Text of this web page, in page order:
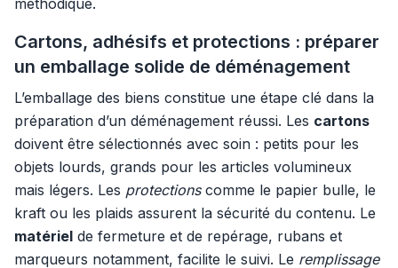
méthodique.
Cartons, adhésifs et protections : préparer
un emballage solide de déménagement
L’emballage des biens constitue une étape clé dans la
préparation d’un déménagement réussi. Les cartons
doivent être sélectionnés avec soin : petits pour les
objets lourds, grands pour les articles volumineux
mais légers. Les protectionscomme le papier bulle, le
kraft ou les plaids assurent la sécurité du contenu. Le
matériel de fermeture et de repérage, rubans et
marqueurs notamment, facilite le suivi. Le remplissage